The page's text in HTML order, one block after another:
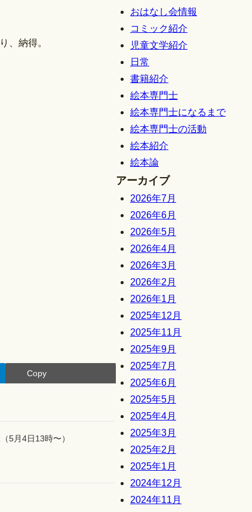
、納得。
Copy
5月4日13時〜）
おはなし会情報
コミック紹介
児童文学紹介
日常
書籍紹介
絵本専門士
絵本専門士になるまで
絵本専門士の活動
絵本紹介
絵本論
アーカイブ
2026年7月
2026年6月
2026年5月
2026年4月
2026年3月
2026年2月
2026年1月
2025年12月
2025年11月
2025年9月
2025年7月
2025年6月
2025年5月
2025年4月
2025年3月
2025年2月
2025年1月
2024年12月
2024年11月